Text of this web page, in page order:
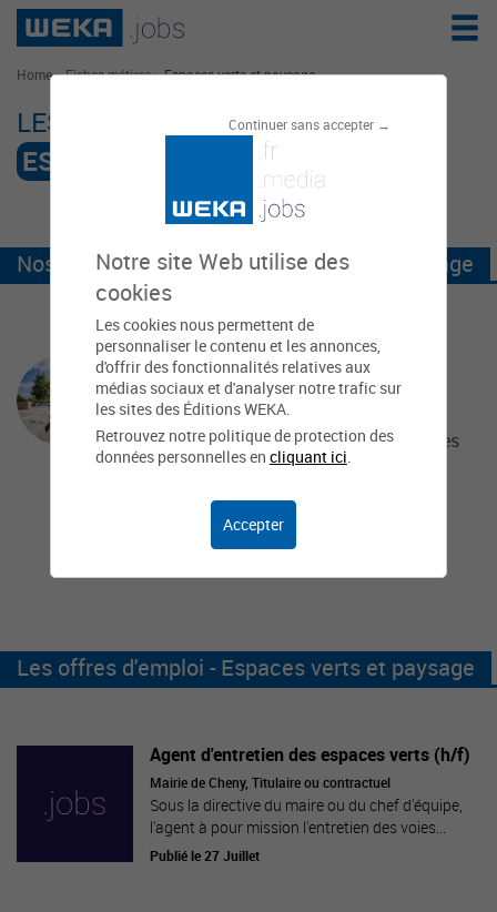
Continuer sans accepter →
Notre site Web utilise des
cookies
Les cookies nous permettent de
personnaliser le contenu et les annonces,
d'offrir des fonctionnalités relatives aux
médias sociaux et d'analyser notre trafic sur
les sites des Éditions WEKA.
Retrouvez notre politique de protection des
données personnelles en cliquant ici.
Accepter
Home>Fiches métiers>Espaces verts et paysage
LES FICHES MÉTIER
ESPACES VERTS ET PAYSAGE
Nos fiches métiers - Espaces verts et paysage
Chargé de travaux espaces verts
Le chargé de travaux espaces verts a
pour rôle de coordonner la réalisation
des travaux neufs ou de rénovation des
espaces verts.
Les offres d'emploi - Espaces verts et paysage
Agent d'entretien des espaces verts (h/f)
Mairie de Cheny, Titulaire ou contractuel
Sous la directive du maire ou du chef d'équipe,
l'agent à pour mission l'entretien des voies...
Publié le 27 Juillet